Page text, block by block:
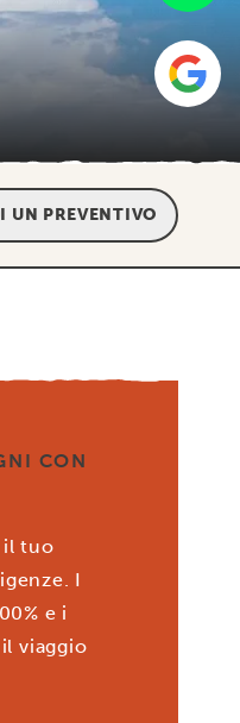
UN PREVENTIVO
CON
il tuo
I
e i
viaggio